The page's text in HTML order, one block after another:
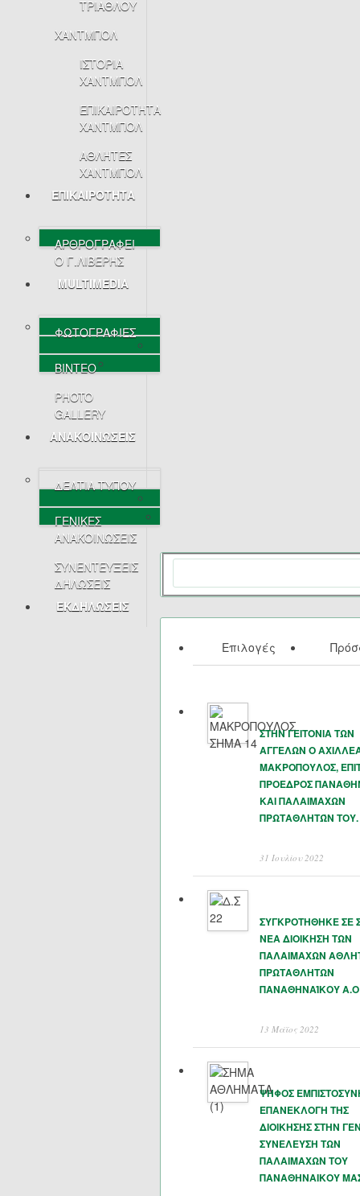
ΤΡΙΑΘΛΟΥ
ΧΑΝΤΜΠΟΛ
ΙΣΤΟΡΙΑ
ΧΑΝΤΜΠΟΛ
ΕΠΙΚΑΙΡΟΤΗΤΑ
ΧΑΝΤΜΠΟΛ
ΑΘΛΗΤΕΣ
ΧΑΝΤΜΠΟΛ
ΕΠΙΚΑΙΡΟΤΗΤΑ
ΑΡΘΡΟΓΡΑΦΕΙ
Ο Γ.ΛΙΒΕΡΗΣ
MULTIMEDIA
ΦΩΤΟΓΡΑΦΙΕΣ
ΒΙΝΤΕΟ
PHOTO
GALLERY
ΑΝΑΚΟΙΝΩΣΕΙΣ
ΔΕΛΤΙΑ ΤΥΠΟΥ
ΓΕΝΙΚΕΣ
ΑΝΑΚΟΙΝΩΣΕΙΣ
ΣΥΝΕΝΤΕΥΞΕΙΣ
ΔΗΛΩΣΕΙΣ
ΕΚΔΗΛΩΣΕΙΣ
Επιλογές
ΣΤΗΝ ΓΕΙΤΟΝΙΑ ΤΩΝ
ΑΓΓΕΛΩΝ Ο
ΜΑΚΡΟΠΟΥΛΟΣ,
ΠΡΟΕΔΡΟΣ
ΚΑΙ ΠΑΛΑΙΜΑΧΩΝ
ΠΡΩΤΑΘΛΗΤΏΝ ΤΟΥ.
31 Ιουλίου 2022
ΣΥΓΚΡΟΤΗΘΗΚΕ ΣΕ
ΝΕΑ ΔΙΟΙΚΗΣΗ ΤΩΝ
ΠΑΛΑΙΜΑΧΩΝ
ΠΡΩΤΑΘΛΗΤΩΝ
ΠΑΝΑΘΗΝΑΊΚΟΥ Α.Ο
13 Μάϊος 2022
ΨΗΦΟΣ
ΕΠΑΝΕΚΛΟΓΗ ΤΗΣ
ΔΙΟΙΚΗΣΗΣ ΣΤΗΝ
ΣΥΝΕΛΕΥΣΗ ΤΩΝ
ΠΑΛΑΙΜΑΧΩΝ ΤΟΥ
ΠΑΝΑΘΗΝΑΙΚΟΥ